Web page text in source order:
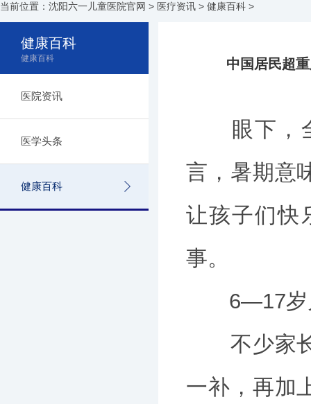
当前位置： 沈阳六一儿童医院官网 > 医疗资讯 > 健康百科 >
健康百科
健康百科
医院资讯
医学头条
健康百科
中国居民超
眼下，全
言，暑期意
让孩子们快
事。
6—17岁儿
不少家长
一补，再加